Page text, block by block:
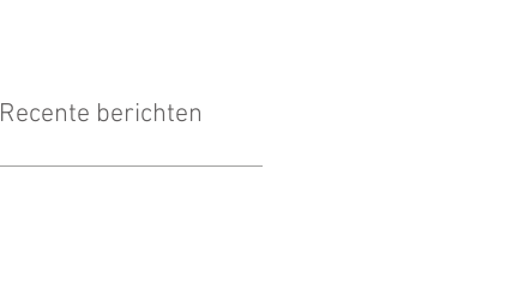
Recente berichten